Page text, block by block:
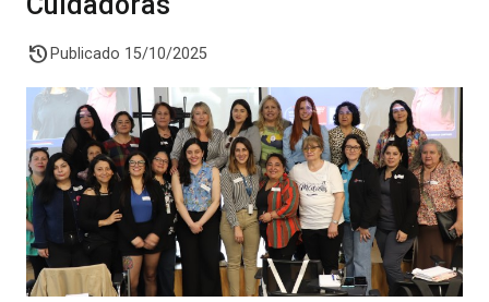
history Publicado 15/10/2025